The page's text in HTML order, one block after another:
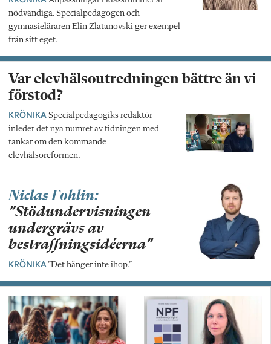
nödvändiga. Specialpedagogen och
gymnasieläraren Elin Zlatanovski ger exempel
från sitt eget.
Var elevhälsoutredningen bättre än vi
förstod?
KRÖNIKA Specialpedagogiks redaktör
inleder det nya numret av tidningen med
tankar om den kommande
elevhälsoreformen.
Niclas Fohlin:
”Stödundervisningen
undergrävs av
bestraffningsidéerna”
KRÖNIKA”Det hänger inte ihop.”